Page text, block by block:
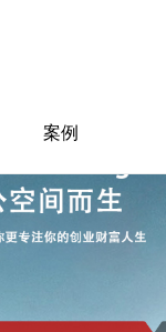
案例